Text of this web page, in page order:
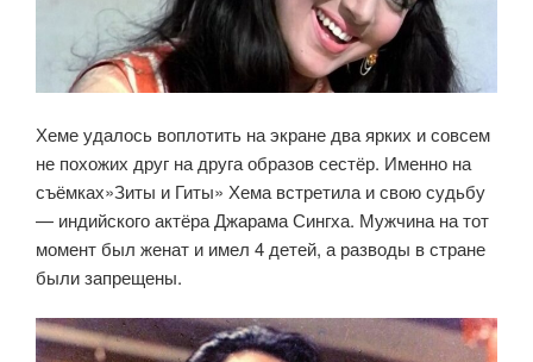
Хеме удалось воплотить на экране два ярких и совсем
не похожих друг на друга образов сестёр. Именно на
съёмках»Зиты и Гиты» Хема встретила и свою судьбу
— индийского актёра Джарама Сингха. Мужчина на тот
момент был женат и имел 4 детей, а разводы в стране
были запрещены.